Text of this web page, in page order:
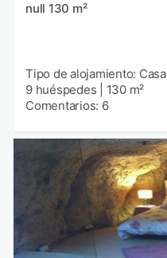
null 130 m²
Tipo de alojamiento: Casa
9 huéspedes
130 m²
Comentarios: 6